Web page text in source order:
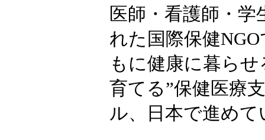
医師・看護師・
れた国際保健
もに健康に暮ら
育てる”保健医療
ル、日本で進めて